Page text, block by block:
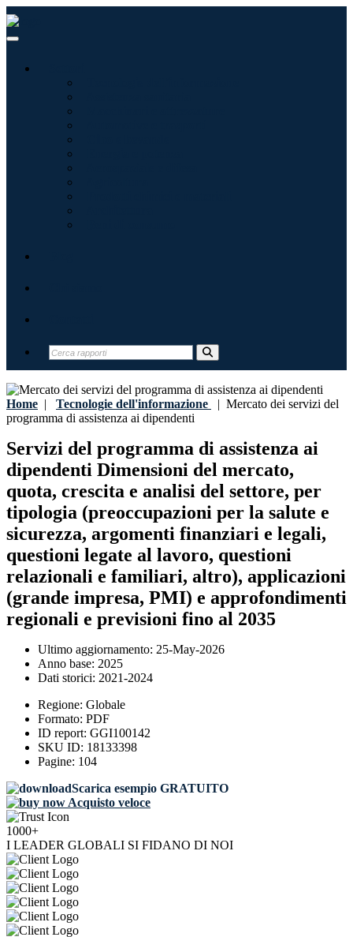
Home | Tecnologie dell'informazione | Mercato dei servizi del
programma di assistenza ai dipendenti
Servizi del programma di assistenza ai
dipendenti Dimensioni del mercato,
quota, crescita e analisi del settore, per
tipologia (preoccupazioni per la salute e
sicurezza, argomenti finanziari e legali,
questioni legate al lavoro, questioni
relazionali e familiari, altro), applicazioni
(grande impresa, PMI) e approfondimenti
regionali e previsioni fino al 2035
Ultimo aggiornamento: 25-May-2026
Anno base: 2025
Dati storici: 2021-2024
Regione: Globale
Formato: PDF
ID report: GGI100142
SKU ID: 18133398
Pagine: 104
Scarica esempio GRATUITO
Acquisto veloce
1000+
I LEADER GLOBALI SI FIDANO DI NOI